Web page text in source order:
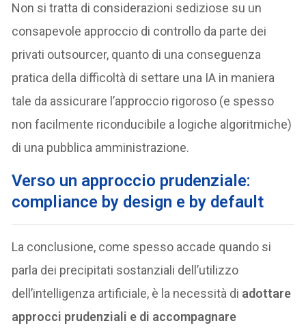
Non si tratta di considerazioni sediziose su un
consapevole approccio di controllo da parte dei
privati outsourcer, quanto di una conseguenza
pratica della difficoltà di settare una IA in maniera
tale da assicurare l’approccio rigoroso (e spesso
non facilmente riconducibile a logiche algoritmiche)
di una pubblica amministrazione.
Verso un approccio prudenziale:
compliance by design e by default
La conclusione, come spesso accade quando si
parla dei precipitati sostanziali dell’utilizzo
dell’intelligenza artificiale, è la necessità di adottare
approcci prudenziali e di accompagnare